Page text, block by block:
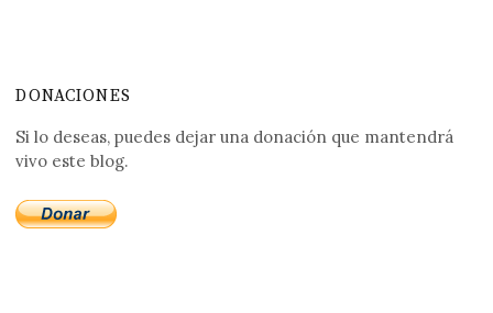
DONACIONES
Si lo deseas, puedes dejar una donación que mantendrá
vivo este blog.